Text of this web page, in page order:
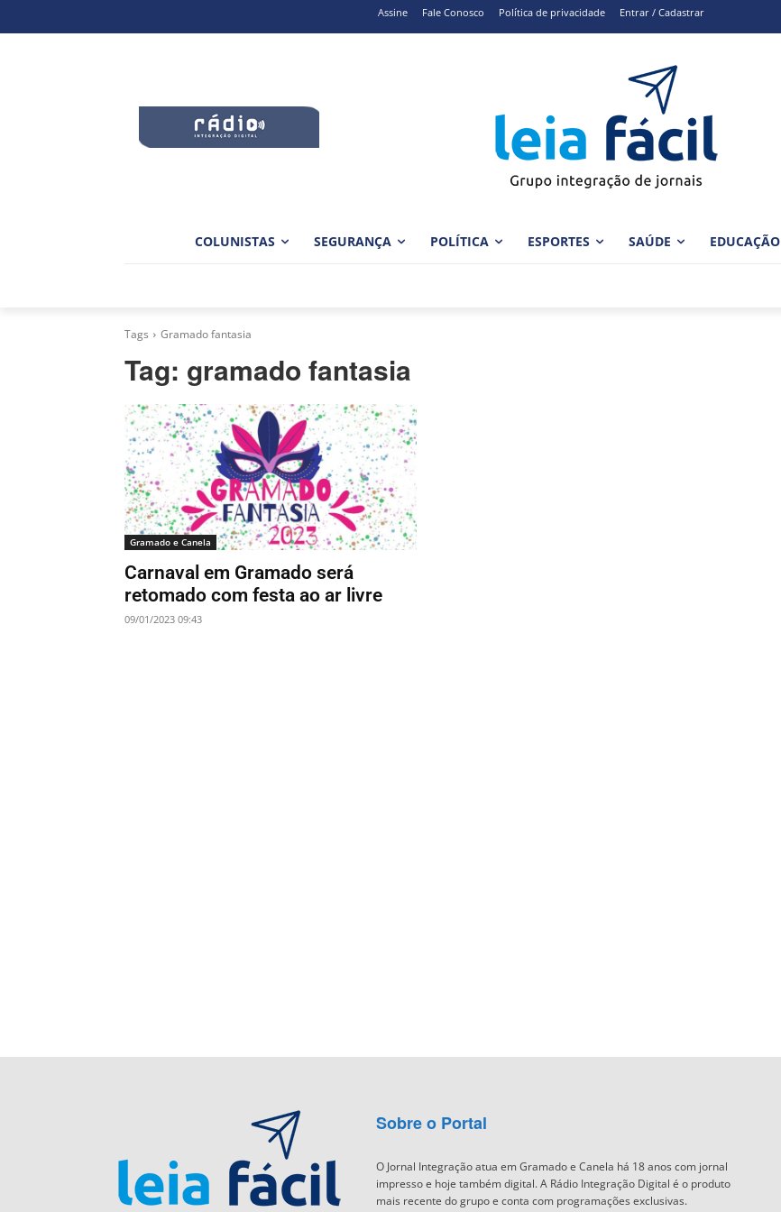
Assine Fale Conosco Política de privacidade Entrar / Cadastrar
COLUNISTAS SEGURANÇA POLÍTICA ESPORTES SAÚDE EDUCAÇÃO
Tags Gramado fantasia
Tag: gramado fantasia
Gramado e Canela
Carnaval em Gramado será
retomado com festa ao ar livre
09/01/2023 09:43
Sobre o Portal
O Jornal Integração atua em Gramado e Canela há 18 anos com jornal
impresso e hoje também digital. A Rádio Integração Digital é o produto
mais recente do grupo e conta com programações exclusivas.